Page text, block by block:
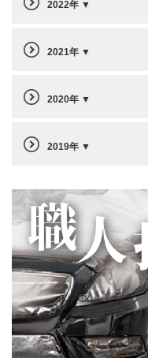
2022年
2021年
2020年
2019年